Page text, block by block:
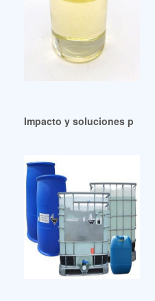
Impacto y soluciones para